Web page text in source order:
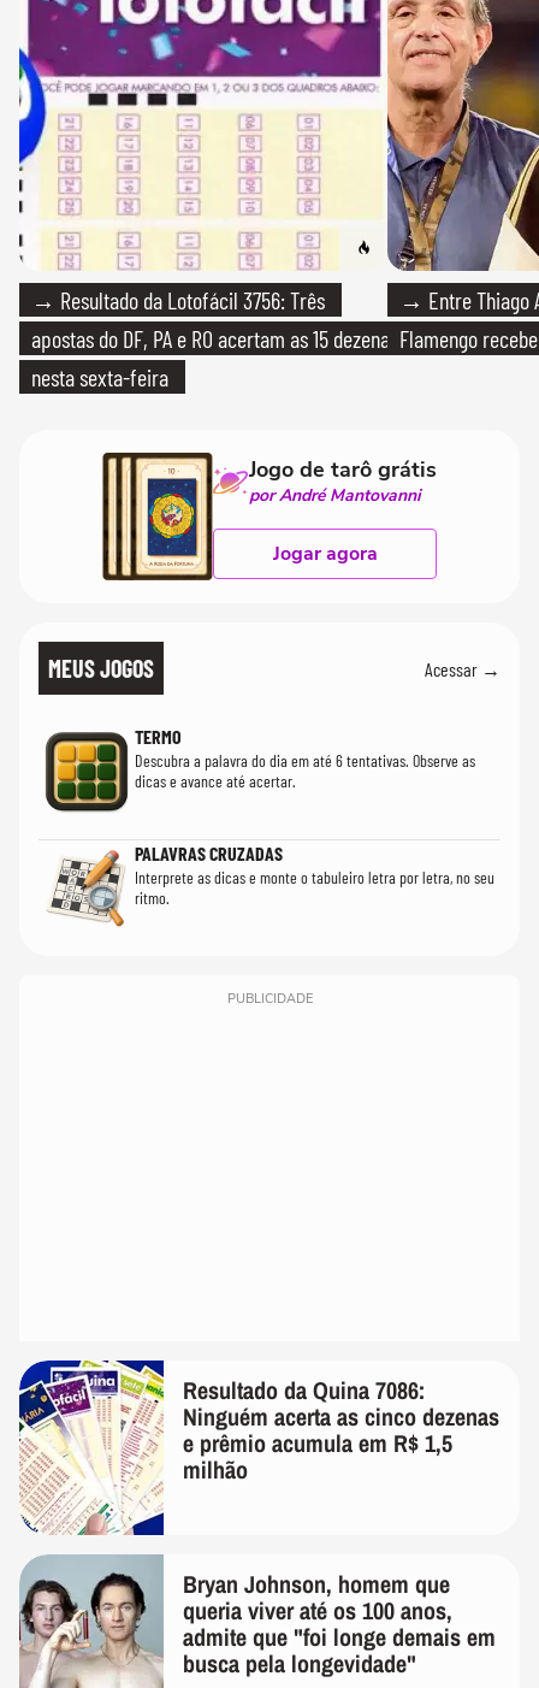
→ Resultado da Lotofácil 3756: Três
apostas do DF, PA e RO acertam as 15 dezenas
nesta sexta-feira
→ Entre Thiago
Flamengo
Jogo de tarô grátis
por André Mantovanni
Jogar agora
MEUS JOGOS Acessar →
TERMO
Descubra a palavra do dia em até 6 tentativas. Observe as
dicas e avance até acertar.
PALAVRAS CRUZADAS
Interprete as dicas e monte o tabuleiro letra por letra, no seu
ritmo.
PUBLICIDADE
Resultado da Quina 7086:
Ninguém acerta as cinco dezenas
e prêmio acumula em R$ 1,5
milhão
Bryan Johnson, homem que
queria viver até os 100 anos,
admite que "foi longe demais em
busca pela longevidade"